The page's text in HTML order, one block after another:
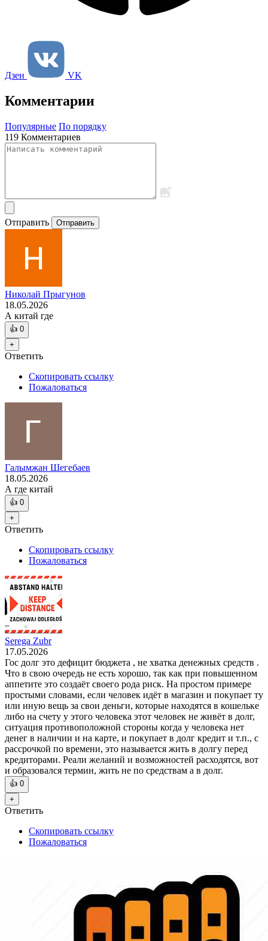
Дзен VK
Комментарии
Популярные По порядку
119 Комментариев
Отправить Отправить
Николай Прыгунов
18.05.2026
А китай где
👍 0
+
Ответить
Скопировать ссылку
Пожаловаться
Галымжан Шегебаев
18.05.2026
А где китай
👍 0
+
Ответить
Скопировать ссылку
Пожаловаться
Serega Zubr
17.05.2026
Гос долг это дефицит бюджета , не хватка денежных средств .
Что в свою очередь не есть хорошо, так как при повышенном
аппетите это создаёт своего рода риск. На простом примере
простыми словами, если человек идёт в магазин и покупает ту
или иную вещь за свои деньги, которые находятся в кошельке
либо на счету у этого человека этот человек не живёт в долг,
ситуация противоположной стороны когда у человека нет
денег в наличии и на карте, и покупает в долг кредит и т.п., с
рассрочкой по времени, это называется жить в долгу перед
кредиторами. Реали желаний и возможностей расходятся, вот
и образовался термин, жить не по средствам а в долг.
👍 0
+
Ответить
Скопировать ссылку
Пожаловаться